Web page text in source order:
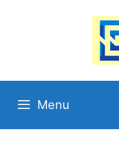
Menu